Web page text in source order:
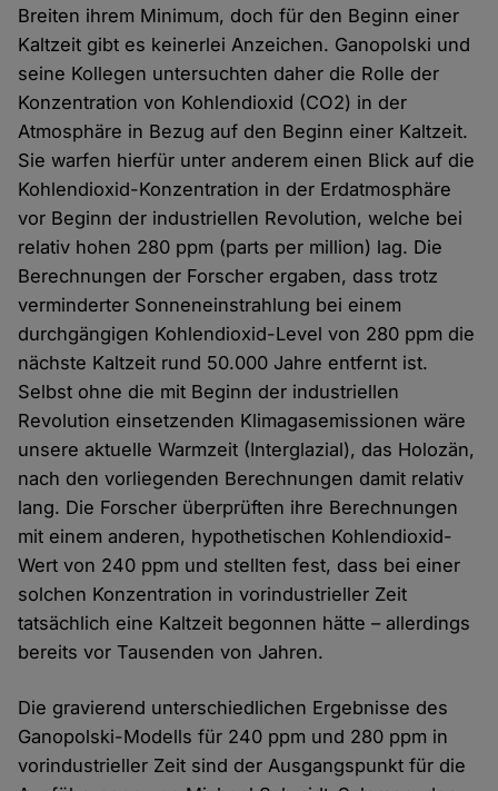
Breiten ihrem Minimum, doch für den Beginn einer
Kaltzeit gibt es keinerlei Anzeichen. Ganopolski und
seine Kollegen untersuchten daher die Rolle der
Konzentration von Kohlendioxid (CO2) in der
Atmosphäre in Bezug auf den Beginn einer Kaltzeit.
Sie warfen hierfür unter anderem einen Blick auf die
Kohlendioxid-Konzentration in der Erdatmosphäre
vor Beginn der industriellen Revolution, welche bei
relativ hohen 280 ppm (parts per million) lag. Die
Berechnungen der Forscher ergaben, dass trotz
verminderter Sonneneinstrahlung bei einem
durchgängigen Kohlendioxid-Level von 280 ppm die
nächste Kaltzeit rund 50.000 Jahre entfernt ist.
Selbst ohne die mit Beginn der industriellen
Revolution einsetzenden Klimagasemissionen wäre
unsere aktuelle Warmzeit (Interglazial), das Holozän,
nach den vorliegenden Berechnungen damit relativ
lang. Die Forscher überprüften ihre Berechnungen
mit einem anderen, hypothetischen Kohlendioxid-
Wert von 240 ppm und stellten fest, dass bei einer
solchen Konzentration in vorindustrieller Zeit
tatsächlich eine Kaltzeit begonnen hätte – allerdings
bereits vor Tausenden von Jahren.
Die gravierend unterschiedlichen Ergebnisse des
Ganopolski-Modells für 240 ppm und 280 ppm in
vorindustrieller Zeit sind der Ausgangspunkt für die